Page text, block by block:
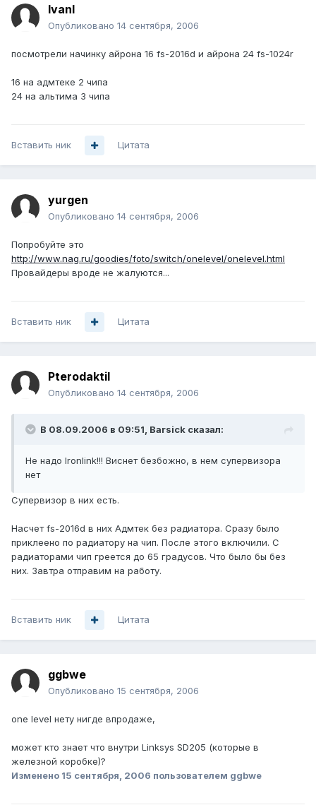
IvanI
Опубликовано 14 сентября, 2006
посмотрели начинку айрона 16 fs-2016d и айрона 24 fs-1024r
16 на адмтеке 2 чипа
24 на альтима 3 чипа
Вставить ник Цитата
yurgen
Опубликовано 14 сентября, 2006
Попробуйте это
http://www.nag.ru/goodies/foto/switch/onelevel/onelevel.html
Провайдеры вроде не жалуются...
Вставить ник Цитата
Pterodaktil
Опубликовано 14 сентября, 2006
В 08.09.2006 в 09:51, Barsick сказал:
Не надо Ironlink!!! Виснет безбожно, в нем супервизора
нет
Супервизор в них есть.
Насчет fs-2016d в них Адмтек без радиатора. Сразу было
приклеено по радиатору на чип. После этого включили. С
радиаторами чип греется до 65 градусов. Что было бы без
них. Завтра отправим на работу.
Вставить ник Цитата
ggbwe
Опубликовано 15 сентября, 2006
one level нету нигде впродаже,
может кто знает что внутри Linksys SD205 (которые в
железной коробке)?
Изменено 15 сентября, 2006 пользователем ggbwe